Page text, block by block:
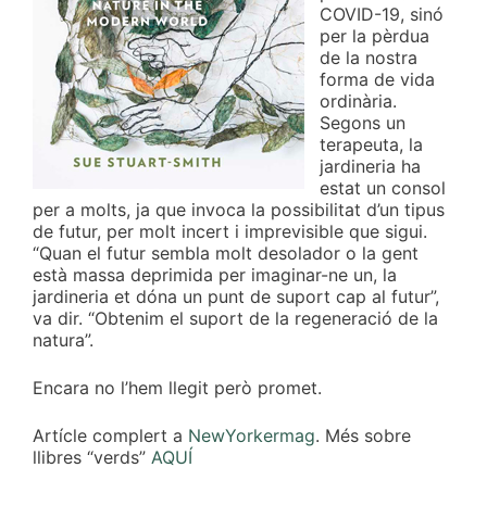
COVID-19, sinó
per la pèrdua
de la nostra
forma de vida
ordinària.
Segons un
terapeuta, la
jardineria ha
estat un consol
per a molts, ja que invoca la possibilitat d’un tipus
de futur, per molt incert i imprevisible que sigui.
“Quan el futur sembla molt desolador o la gent
està massa deprimida per imaginar-ne un, la
jardineria et dóna un punt de suport cap al futur”,
va dir. “Obtenim el suport de la regeneració de la
natura”.
Encara no l’hem llegit però promet.
Artícle complert a NewYorkermag. Més sobre
llibres “verds” AQUÍ